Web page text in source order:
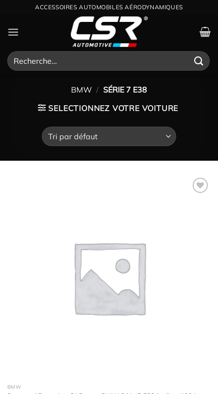
contenu
ACCESSOIRES AUTOMOBILES AÉRODYNAMIQUES
Recherche
pour :
BMW / SÉRIE 7 E38
SELECTIONNEZ VOTRE VOITURE
BMW